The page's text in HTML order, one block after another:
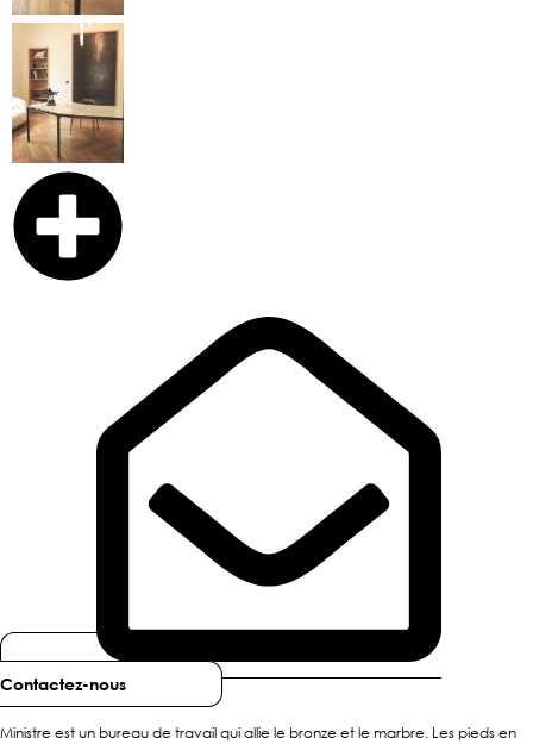
Contactez-nous
Ministre est un bureau de travail qui allie le bronze et le marbre. Les pieds en